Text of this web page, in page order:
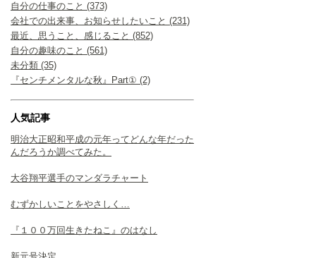
自分の仕事のこと (373)
会社での出来事、お知らせしたいこと (231)
最近、思うこと、感じること (852)
自分の趣味のこと (561)
未分類 (35)
『センチメンタルな秋』Part① (2)
人気記事
明治大正昭和平成の元年ってどんな年だった
んだろうか調べてみた。
大谷翔平選手のマンダラチャート
むずかしいことをやさしく…
『１００万回生きたねこ』のはなし